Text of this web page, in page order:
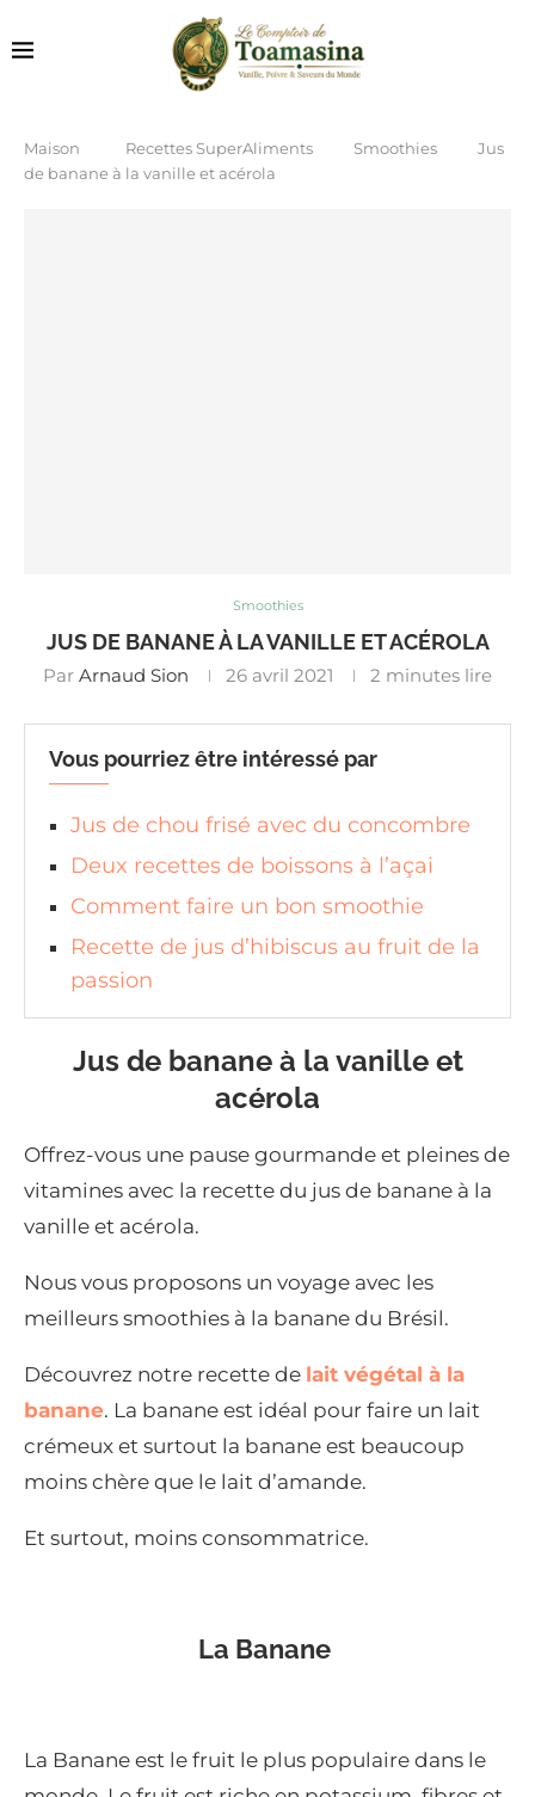
Maison Recettes SuperAliments Smoothies
Jus
de banane à la vanille et acérola
Smoothies
JUS DE BANANE À LA VANILLE ET ACÉROLA
Par Arnaud Sion 26 avril 2021 2 minutes lire
Vous pourriez être intéressé par
Jus de chou frisé avec du concombre
Deux recettes de boissons à l’açai
Comment faire un bon smoothie
Recette de jus d’hibiscus au fruit de la
passion
Jus de banane à la vanille et
acérola
Offrez-vous une pause gourmande et pleines de
vitamines avec la recette du jus de banane à la
vanille et acérola.
Nous vous proposons un voyage avec les
meilleurs smoothies à la banane du Brésil.
Découvrez notre recette de lait végétal à la
banane. La banane est idéal pour faire un lait
crémeux et surtout la banane est beaucoup
moins chère que le lait d’amande.
Et surtout, moins consommatrice.
La Banane
La Banane est le fruit le plus populaire dans le